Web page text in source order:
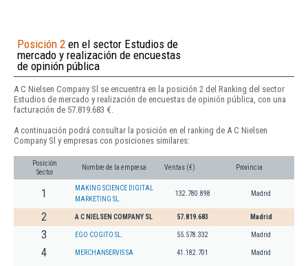
Posición 2 en el sector Estudios de
mercado y realización de encuestas
de opinión pública
A C Nielsen Company Sl se encuentra en la posición 2 del Ranking del sector
Estudios de mercado y realización de encuestas de opinión pública, con una
facturación de 57.819.683 €.
A continuación podrá consultar la posición en el ranking de A C Nielsen
Company Sl y empresas con posiciones similares:
Posición
Sector
Nombre de la empresa Ventas (€) Provincia
1
MAKING SCIENCE DIGITAL
MARKETING SL.
132.780.898 Madrid
2 A C NIELSEN COMPANY SL 57.819.683 Madrid
3 EGO COGITO SL. 55.578.332 Madrid
4 MERCHANSERVIS SA 41.182.701 Madrid